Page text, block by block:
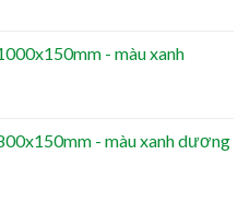
- màu xanh
- màu xanh dương